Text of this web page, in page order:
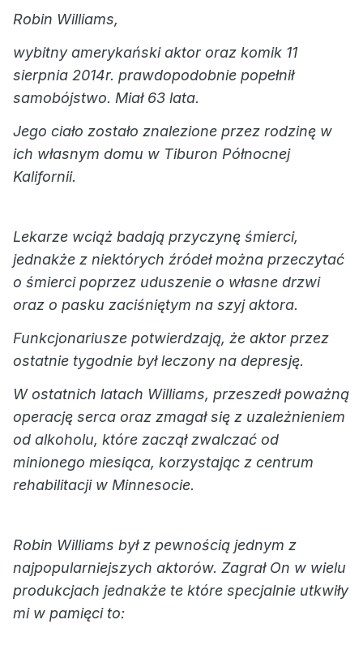
Robin Williams,
wybitny amerykański aktor oraz komik 11
sierpnia 2014r. prawdopodobnie popełnił
samobójstwo. Miał 63 lata.
Jego ciało zostało znalezione przez rodzinę w
ich własnym domu w Tiburon Północnej
Kalifornii.
Lekarze wciąż badają przyczynę śmierci,
jednakże z niektórych źródeł można przeczytać
o śmierci poprzez uduszenie o własne drzwi
oraz o pasku zaciśniętym na szyj aktora.
Funkcjonariusze potwierdzają, że aktor przez
ostatnie tygodnie był leczony na depresję.
W ostatnich latach Williams, przeszedł poważną
operację serca oraz zmagał się z uzależnieniem
od alkoholu, które zaczął zwalczać od
minionego miesiąca, korzystając z centrum
rehabilitacji w Minnesocie.
Robin Williams był z pewnością jednym z
najpopularniejszych aktorów. Zagrał On w wielu
produkcjach jednakże te które specjalnie utkwiły
mi w pamięci to: